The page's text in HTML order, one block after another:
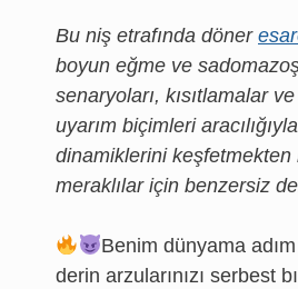
Bu niş etrafında döner
boyun eğme ve
senaryoları, kısıtlamalar
uyarım biçimleri
dinamiklerini keşfetmekten
meraklılar için benzersiz
Benim dünyama adım
derin arzularınızı serbest